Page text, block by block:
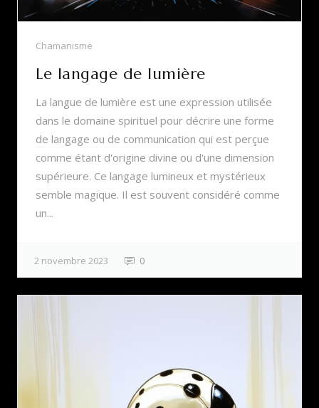
Chamanisme
Le langage de lumière
La langue de lumière est une expression utilisée
dans le domaine spirituel pour décrire une forme
de langage ou de communication qui est perçue
comme étant d'origine divine ou d'une dimension
supérieure. Ce langage lumineux et mystérieux
semble magique. Il est souvent considéré comme
un...
2 novembre 2023 0